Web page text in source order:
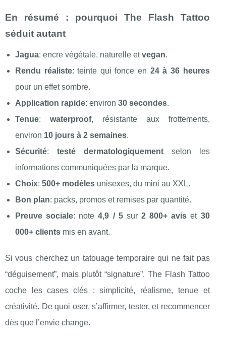
En résumé : pourquoi The Flash Tattoo
séduit autant
Jagua: encre végétale, naturelle etvegan.
Rendu réaliste: teinte qui fonce en 24 à 36 heures
pour un effet sombre.
Application rapide: environ 30 secondes.
Tenue: waterproof, résistante aux frottements,
environ 10 jours à 2 semaines.
Sécurité: testé dermatologiquementselon les
informations communiquées par la marque.
Choix: 500+ modèles unisexes, du mini au XXL.
Bon plan: packs, promos et remises par quantité.
Preuve sociale: note4,9 / 5sur2 800+ avis et 30
000+ clients mis en avant.
Si vous cherchez un tatouage temporaire qui ne fait pas
“déguisement”, mais plutôt “signature”, The Flash Tattoo
coche les cases clés : simplicité, réalisme, tenue et
créativité. De quoi oser, s’affirmer, tester, et recommencer
dès que l’envie change.